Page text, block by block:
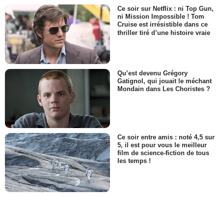
Ce soir sur Netflix : ni Top Gun,
ni Mission Impossible ! Tom
Cruise est irrésistible dans ce
thriller tiré d’une histoire vraie
Qu’est devenu Grégory
Gatignol, qui jouait le méchant
Mondain dans Les Choristes ?
Ce soir entre amis : noté 4,5 sur
5, il est pour vous le meilleur
film de science-fiction de tous
les temps !